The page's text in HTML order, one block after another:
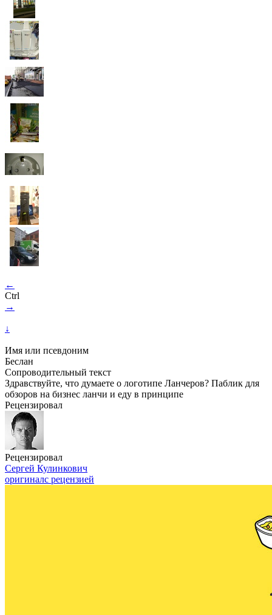
←
Ctrl
→
↓
Имя или псевдоним
Беслан
Сопроводительный текст
Здравствуйте, что думаете о логотипе Ланчеров? Паблик для
обзоров на бизнес ланчи и еду в принципе
Рецензировал
Рецензировал
Сергей Кулинкович
оригиналс рецензией